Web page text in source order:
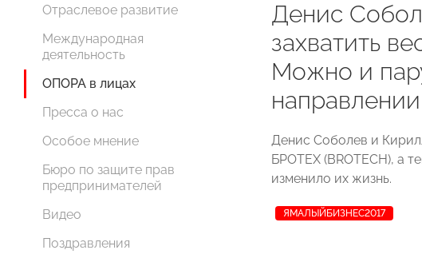
Отраслевое развитие
Международная
деятельность
ОПОРА в лицах
Пресса о нас
Особое мнение
Бюро по защите прав
предпринимателей
Видео
Поздравления
Денис
захватить
Можно и
Денис Соболев и
БРОТЕХ (BROTECH), а
изменило их жизнь.
ЯМАЛЫЙБИЗНЕС2017